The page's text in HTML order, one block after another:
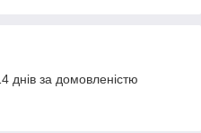
днів за домовленістю